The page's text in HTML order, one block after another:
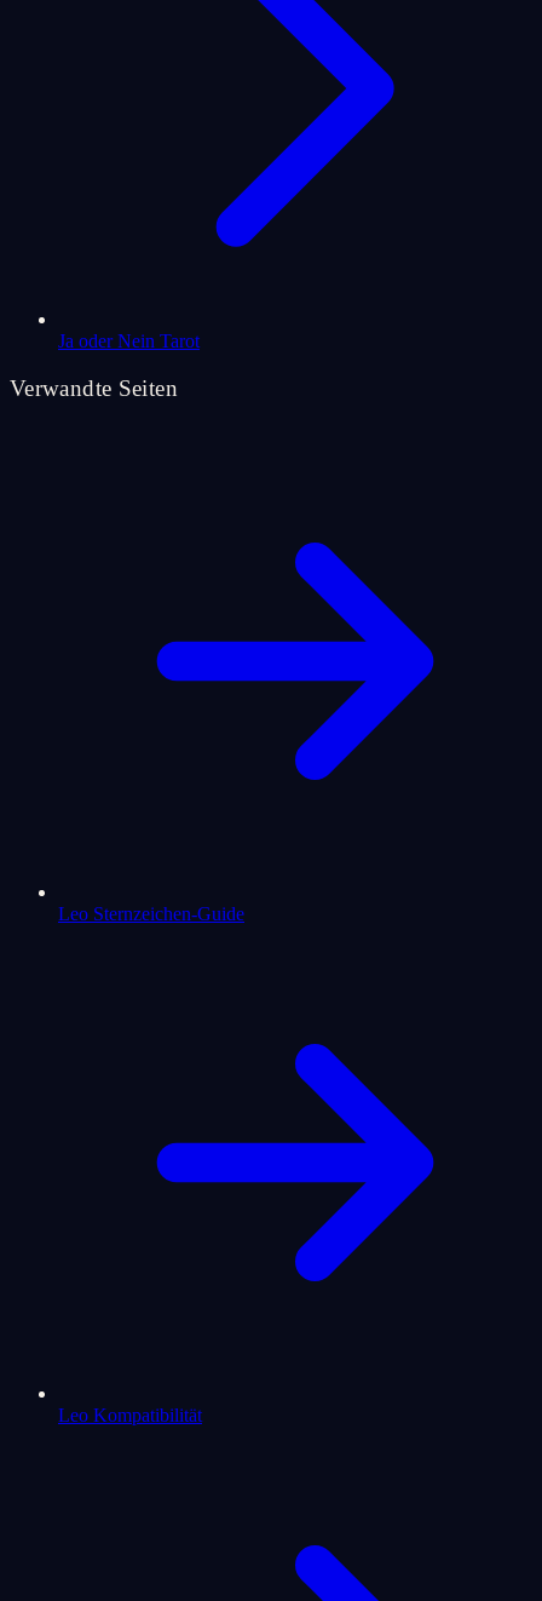
Ja oder Nein Tarot
Verwandte Seiten
Leo Sternzeichen-Guide
Leo Kompatibilität